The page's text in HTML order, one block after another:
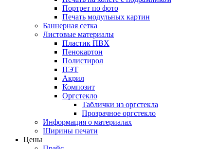
Портрет по фото
Печать модульных картин
Баннерная сетка
Листовые материалы
Пластик ПВХ
Пенокартон
Полистирол
ПЭТ
Акрил
Композит
Оргстекло
Таблички из оргстекла
Прозрачное оргстекло
Информация о материалах
Ширины печати
Цены